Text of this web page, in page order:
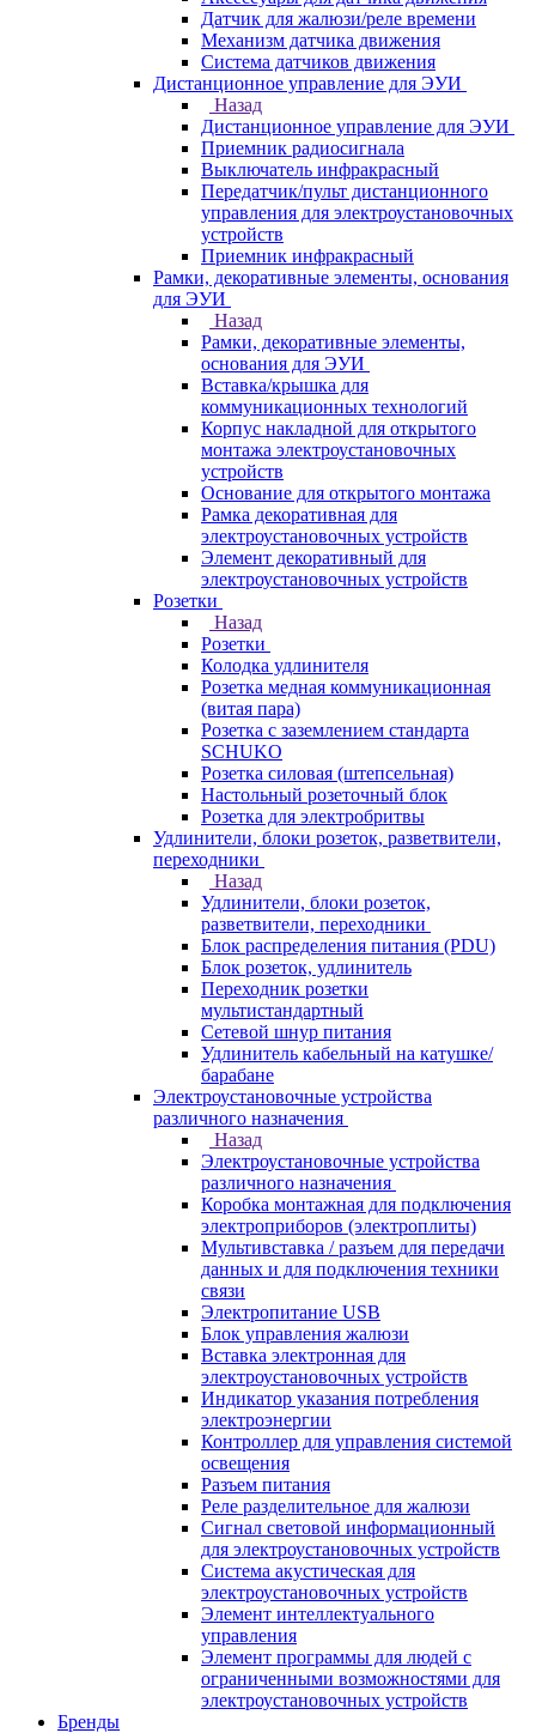
Датчик для жалюзи/реле времени
Механизм датчика движения
Система датчиков движения
Дистанционное управление для ЭУИ
Назад
Дистанционное управление для ЭУИ
Приемник радиосигнала
Выключатель инфракрасный
Передатчик/пульт дистанционного
управления для электроустановочных
устройств
Приемник инфракрасный
Рамки, декоративные элементы, основания
для ЭУИ
Назад
Рамки, декоративные элементы,
основания для ЭУИ
Вставка/крышка для
коммуникационных технологий
Корпус накладной для открытого
монтажа электроустановочных
устройств
Основание для открытого монтажа
Рамка декоративная для
электроустановочных устройств
Элемент декоративный для
электроустановочных устройств
Розетки
Назад
Розетки
Колодка удлинителя
Розетка медная коммуникационная
(витая пара)
Розетка с заземлением стандарта
SCHUKO
Розетка силовая (штепсельная)
Настольный розеточный блок
Розетка для электробритвы
Удлинители, блоки розеток, разветвители,
переходники
Назад
Удлинители, блоки розеток,
разветвители, переходники
Блок распределения питания (PDU)
Блок розеток, удлинитель
Переходник розетки
мультистандартный
Сетевой шнур питания
Удлинитель кабельный на катушке/
барабане
Электроустановочные устройства
различного назначения
Назад
Электроустановочные устройства
различного назначения
Коробка монтажная для подключения
электроприборов (электроплиты)
Мультивставка / разъем для передачи
данных и для подключения техники
связи
Электропитание USB
Блок управления жалюзи
Вставка электронная для
электроустановочных устройств
Индикатор указания потребления
электроэнергии
Контроллер для управления системой
освещения
Разъем питания
Реле разделительное для жалюзи
Сигнал световой информационный
для электроустановочных устройств
Система акустическая для
электроустановочных устройств
Элемент интеллектуального
управления
Элемент программы для людей с
ограниченными возможностями для
электроустановочных устройств
Бренды